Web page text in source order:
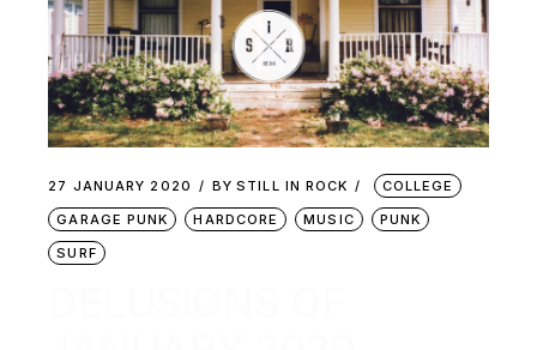
27 JANUARY 2020 BY STILL IN ROCK
COLLEGE
GARAGE PUNK
HARDCORE MUSIC
PUNK
SURF